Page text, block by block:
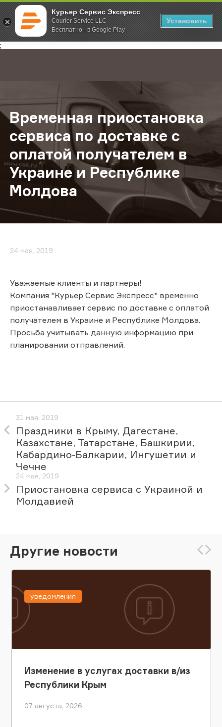
Курьер Сервис Экспресс
Courier Service LLC
Бесплатно - в Google Play
Установить
;
Главная О компании Новости Временная приостановка
Временная приостановка
сервиса по доставке с
оплатой получателем в
Украине и Республике
Молдова
24 мая, 2019
Уважаемые клиенты и партнеры!
Компания "Курьер Сервис Экспресс" временно
приостанавливает сервис по доставке с оплатой
получателем в Украине и Республике Молдова.
Просьба учитывать данную информацию при
планировании отправлений.
31 мая, 2019
Праздники в Крыму, Дагестане,
Казахстане, Татарстане, Башкирии,
Кабардино-Балкарии, Ингушетии и
Чечне
24 мая, 2019
Приостановка сервиса c Украиной и
Молдавией
Другие новости
Изменение в услугах доставки в/из
Республики Крым
07 августа, 2026
уведомления